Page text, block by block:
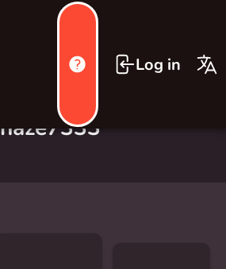
Log in
haze7333